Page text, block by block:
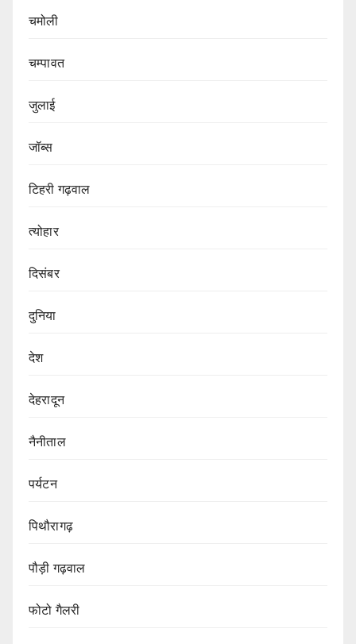
चमोली
चम्पावत
जुलाई
जॉब्स
टिहरी गढ़वाल
त्योहार
दिसंबर
दुनिया
देश
देहरादून
नैनीताल
पर्यटन
पिथौरागढ़
पौड़ी गढ़वाल
फोटो गैलरी